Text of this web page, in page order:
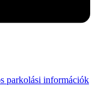
parkolási információk